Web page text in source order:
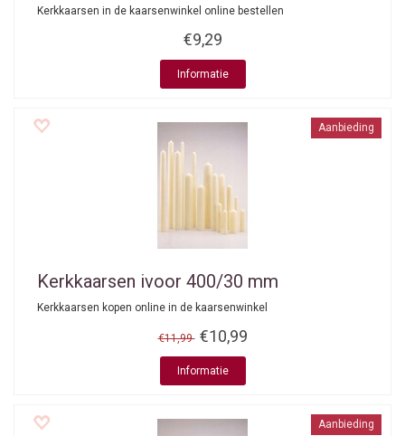
Kerkkaarsen in de kaarsenwinkel online bestellen
€9,29
Informatie
Aanbieding
Kerkkaarsen ivoor 400/30 mm
Kerkkaarsen kopen online in de kaarsenwinkel
€11,99 €10,99
Informatie
Aanbieding